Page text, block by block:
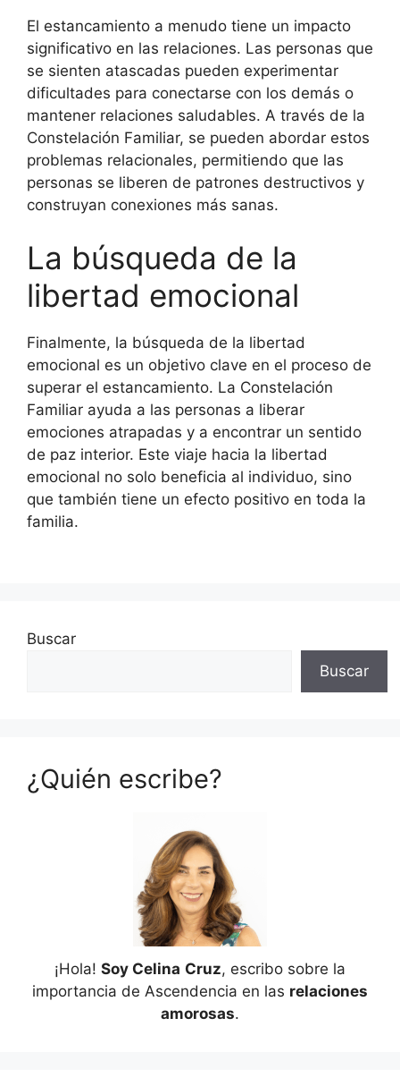
El estancamiento a menudo tiene un impacto
significativo en las relaciones. Las personas que
se sienten atascadas pueden experimentar
dificultades para conectarse con los demás o
mantener relaciones saludables. A través de la
Constelación Familiar, se pueden abordar estos
problemas relacionales, permitiendo que las
personas se liberen de patrones destructivos y
construyan conexiones más sanas.
La búsqueda de la
libertad emocional
Finalmente, la búsqueda de la libertad
emocional es un objetivo clave en el proceso de
superar el estancamiento. La Constelación
Familiar ayuda a las personas a liberar
emociones atrapadas y a encontrar un sentido
de paz interior. Este viaje hacia la libertad
emocional no solo beneficia al individuo, sino
que también tiene un efecto positivo en toda la
familia.
Buscar
Buscar
¿Quién escribe?
¡Hola! Soy Celina Cruz, escribo sobre la
importancia de Ascendencia en las relaciones
amorosas.